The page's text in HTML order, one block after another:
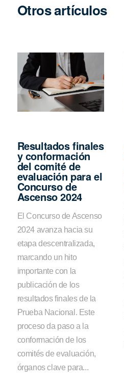
Otros artículos
Resultados finales
y conformación
del comité de
evaluación para el
Concurso de
Ascenso 2024
El Concurso de Ascenso
2024 avanza hacia su
etapa descentralizada,
marcando un hito
importante con la
publicación de los
resultados finales de la
Prueba Nacional. Este
proceso da paso a la
conformación de los
comités de evaluación,
órganos clave para...